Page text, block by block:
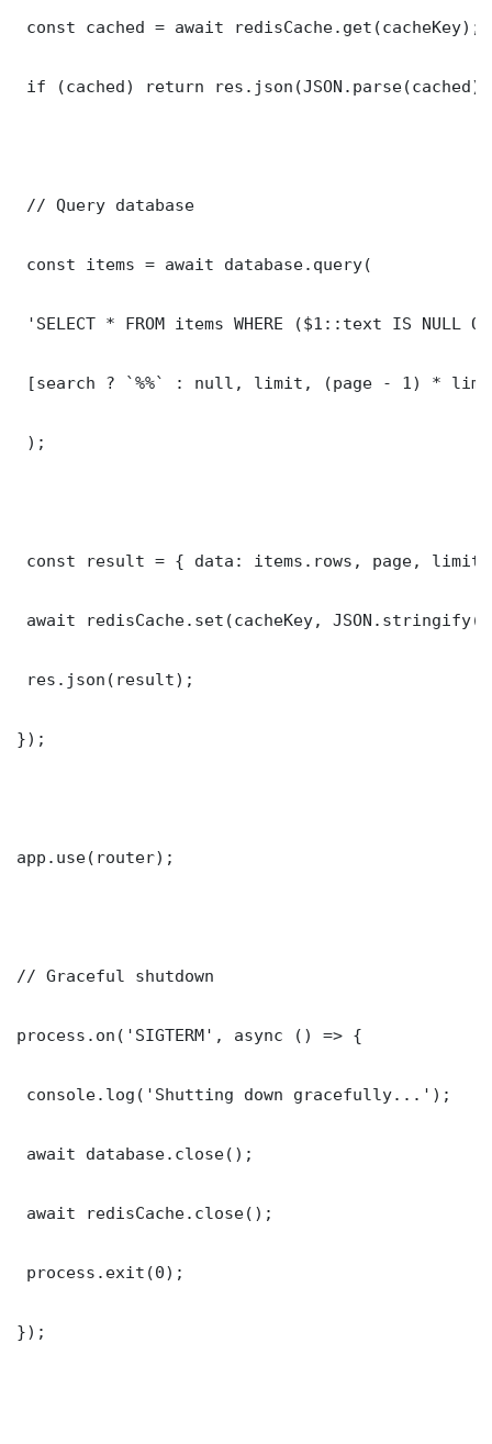
const cached = await redisCache.get(cacheKey);
if (cached) return
// Query database
const items = await database.query(
'SELECT * FROM items WHERE ($1::text IS NULL
[search ? `%%` : null, limit, (page - 1) *
);
const result = { data: items.rows, page,
await redisCache.set(cacheKey,
res.json(result);
});
app.use(router);
// Graceful shutdown
process.on('SIGTERM', async () => {
console.log('Shutting down gracefully...');
await database.close();
await redisCache.close();
process.exit(0);
});